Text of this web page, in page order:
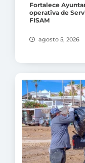
Fortalece
operativa de
FISAM
agosto 5, 2026